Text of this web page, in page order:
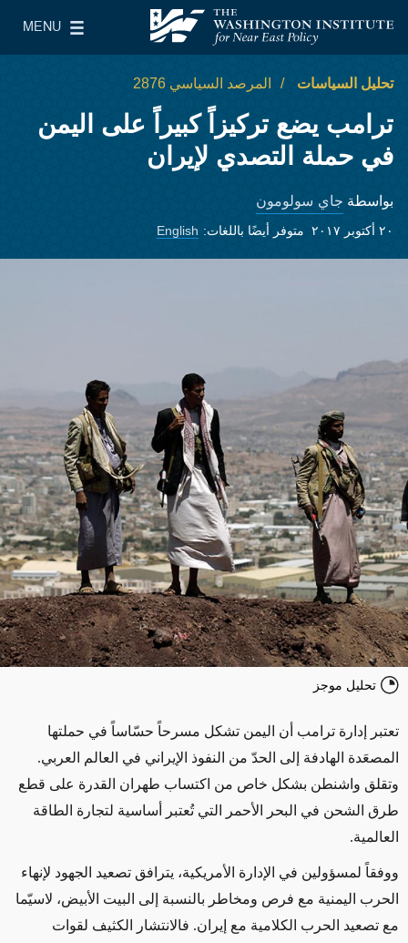
معهد واشنطن لسياسات الشرق الأدنى
MENU
Main Menu
تحليل السياسات المرصد السياسي 2876
ترامب يضع تركيزاً كبيراً على اليمن
في حملة التصدي لإيران
بواسطة جاي سولومون
٢٠ أكتوبر ٢٠١٧ متوفر أيضًا باللغات: English
تحليل موجز
تعتبر إدارة ترامب أن اليمن تشكل مسرحاً حسّاساً في حملتها
المصعَدة الهادفة إلى الحدّ من النفوذ الإيراني في العالم العربي.
وتقلق واشنطن بشكل خاص من اكتساب طهران القدرة على قطع
طرق الشحن في البحر الأحمر التي تُعتبر أساسية لتجارة الطاقة
العالمية.
ووفقاً لمسؤولين في الإدارة الأمريكية، يترافق تصعيد الجهود لإنهاء
الحرب اليمنية مع فرص ومخاطر بالنسبة إلى البيت الأبيض، لاسيّما
مع تصعيد الحرب الكلامية مع إيران. فالانتشار الكثيف لقوات